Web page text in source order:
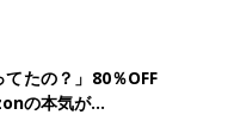
てたの？」80％OFF
の本気が...